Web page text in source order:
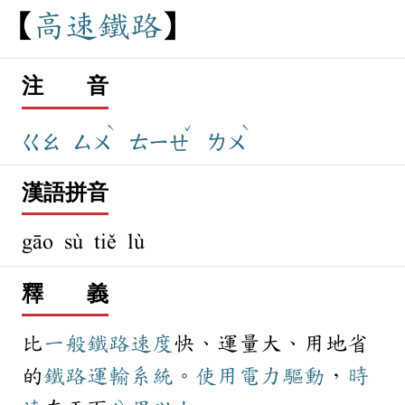
高 速鐵路
注 音
ㄍㄠ ㄙㄨ
ˋ
ㄊㄧㄝ
ˇ
ㄌㄨ
ˋ
漢語拼音
gāo sù tiě lù
釋 義
比一般鐵路速度 快、運量大、用地省
的鐵路運輸 系統 。 使用 電力 驅動 ， 時